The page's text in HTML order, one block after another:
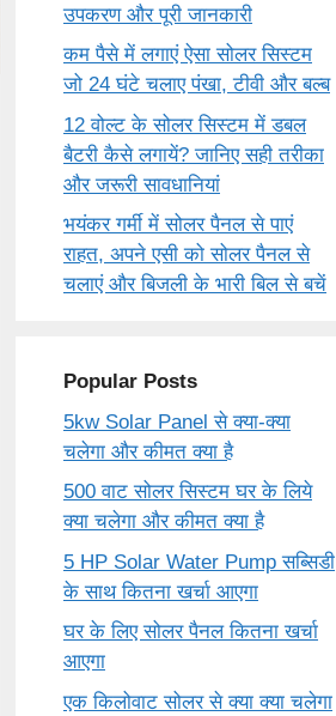
उपकरण और पूरी जानकारी
कम पैसे में लगाएं ऐसा सोलर सिस्टम
जो 24 घंटे चलाए पंखा, टीवी और बल्ब
12 वोल्ट के सोलर सिस्टम में डबल
बैटरी कैसे लगायें? जानिए सही तरीका
और जरूरी सावधानियां
भयंकर गर्मी में सोलर पैनल से पाएं
राहत, अपने एसी को सोलर पैनल से
चलाएं और बिजली के भारी बिल से बचें
Popular Posts
5kw Solar Panel से क्या-क्या
चलेगा और कीमत क्या है
500 वाट सोलर सिस्टम घर के लिये
क्या चलेगा और कीमत क्या है
5 HP Solar Water Pump सब्सिडी
के साथ कितना खर्चा आएगा
घर के लिए सोलर पैनल कितना खर्चा
आएगा
एक किलोवाट सोलर से क्या क्या चलेगा